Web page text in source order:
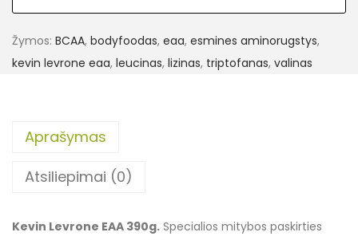
Žymos: BCAA, bodyfoodas, eaa, esmines aminorugstys,
kevin levrone eaa, leucinas, lizinas, triptofanas, valinas
Aprašymas
Atsiliepimai (0)
Kevin Levrone EAA 390g. Specialios mitybos paskirties